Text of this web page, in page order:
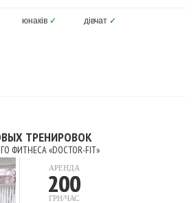
юнаків ✓ дівчат ✓
ТРЕНИРОВОК
ФИТНЕСА «DOCTOR-FIT»
АРЕНДА
200
ГРН/ЧАС